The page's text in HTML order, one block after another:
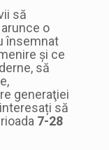
să
o
însemnat
și ce
să
generaţiei
să
7-28